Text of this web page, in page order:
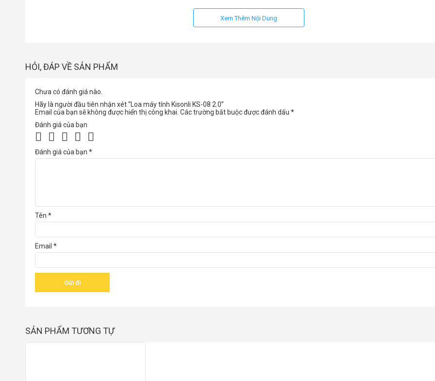
Xem Thêm Nội Dung
HỎI, ĐÁP VỀ SẢN PHẨM
Chưa có đánh giá nào.
Hãy là người đầu tiên nhận xét “Loa máy tính Kisonli KS-08 2.0”
Email của bạn sẽ không được hiển thị công khai. Các trường bắt buộc được đánh dấu *
Đánh giá của bạn
Đánh giá của bạn *
Tên *
Email *
SẢN PHẨM TƯƠNG TỰ